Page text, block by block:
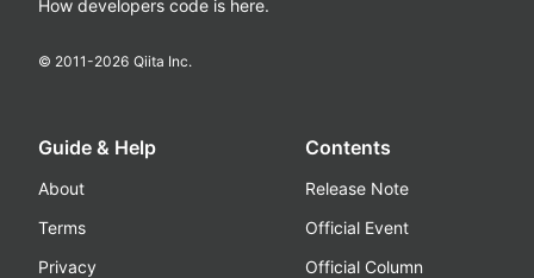
How developers code is here.
© 2011-2026 Qiita Inc.
Guide & Help
About
Terms
Privacy
Contents
Release Note
Official Event
Official Column